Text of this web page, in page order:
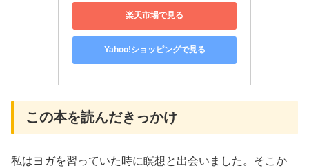
楽天市場で見る
Yahoo!ショッピングで見る
この本を読んだきっかけ
私はヨガを習っていた時に瞑想と出会いました。そこか